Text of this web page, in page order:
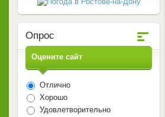
Опрос
Оцените сайт
Отлично
Хорошо
Удовлетворительно